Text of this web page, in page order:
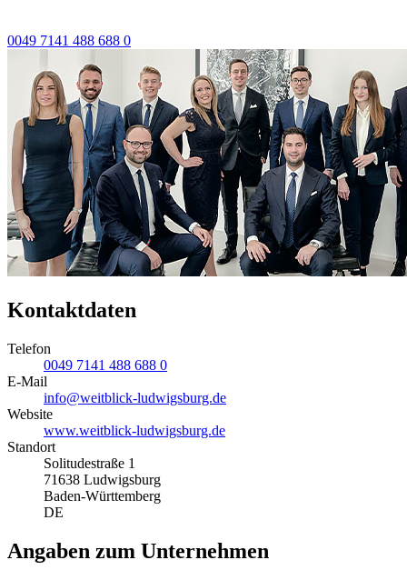
0049 7141 488 688 0
Kontaktdaten
Telefon
0049 7141 488 688 0
E-Mail
info@weitblick-ludwigsburg.de
Website
www.weitblick-ludwigsburg.de
Standort
Solitudestraße 1
71638 Ludwigsburg
Baden-Württemberg
DE
Angaben zum Unternehmen